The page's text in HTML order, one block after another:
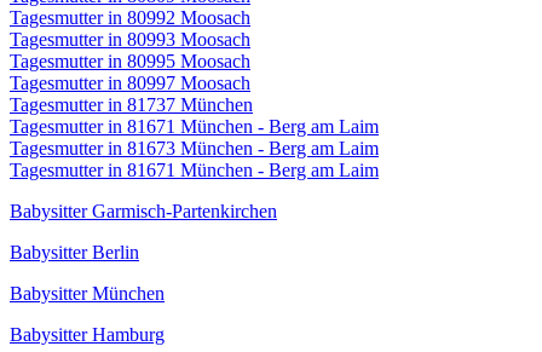
Tagesmutter in 80992 Moosach
Tagesmutter in 80993 Moosach
Tagesmutter in 80995 Moosach
Tagesmutter in 80997 Moosach
Tagesmutter in 81737 München
Tagesmutter in 81671 München - Berg am Laim
Tagesmutter in 81673 München - Berg am Laim
Tagesmutter in 81671 München - Berg am Laim
Babysitter Garmisch-Partenkirchen
Babysitter Berlin
Babysitter München
Babysitter Hamburg